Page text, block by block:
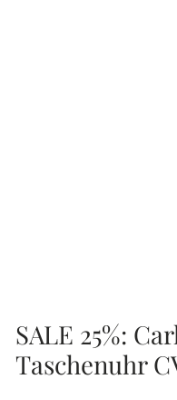
SALE 25%:
Taschenuhr